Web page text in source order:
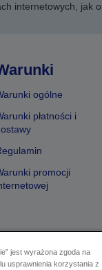
internetowych, jak
ogólne
płatności i
promocji
jest wyrażona zgoda na
usprawnienia korzystania z